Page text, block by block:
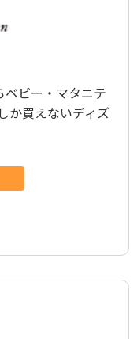
ベビー・マタニテ
か買えないディズ